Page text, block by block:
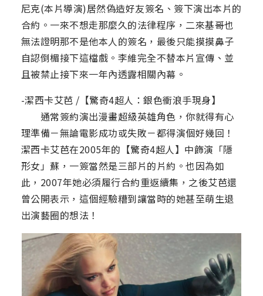
尼克(本片導演)居然偽造好友簽名、簽下演出本片的
合約。一來不想走那麼久的法律程序，二來基哥也
無法證明那不是他本人的簽名，最後只能摸摸鼻子
自認倒楣接下這檔戲。李維完全不替本片宣傳、並
且被禁止接下來一年內透露相關內幕。
-潔西卡艾芭 /【驚奇4超人：銀色衝浪手現身】
通常簽約演出漫畫超級英雄角色，你就得有心
理準備－無論電影成功或失敗－都得演個好幾回！
潔西卡艾芭在2005年的【驚奇4超人】中飾演「隱
形女」蘇，一簽當然是三部片的片約。也因為如
此，2007年她必須履行合約重返續集，之後艾芭還
曾公開表示，這個經驗糟到讓當時的她甚至萌生退
出演藝圈的想法！